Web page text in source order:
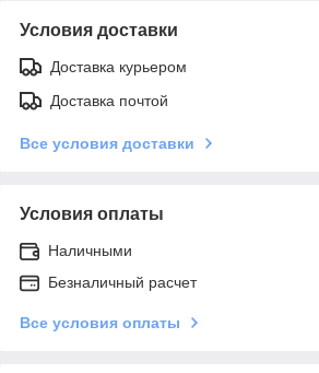
Условия доставки
Доставка курьером
Доставка почтой
Все условия доставки
Условия оплаты
Наличными
Безналичный расчет
Все условия оплаты